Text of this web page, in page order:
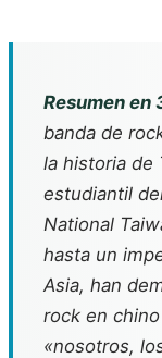
Resumen en
banda de
la historia de
estudiantil
National
hasta un
Asia, han
rock en
«nosotros,